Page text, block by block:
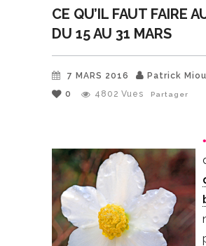
CE QU’IL FAUT FAIRE
DU 15 AU 31 MARS
7 MARS 2016
Patrick
0
4802 Vues Partager